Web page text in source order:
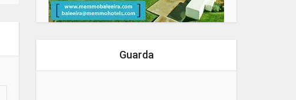
Guarda